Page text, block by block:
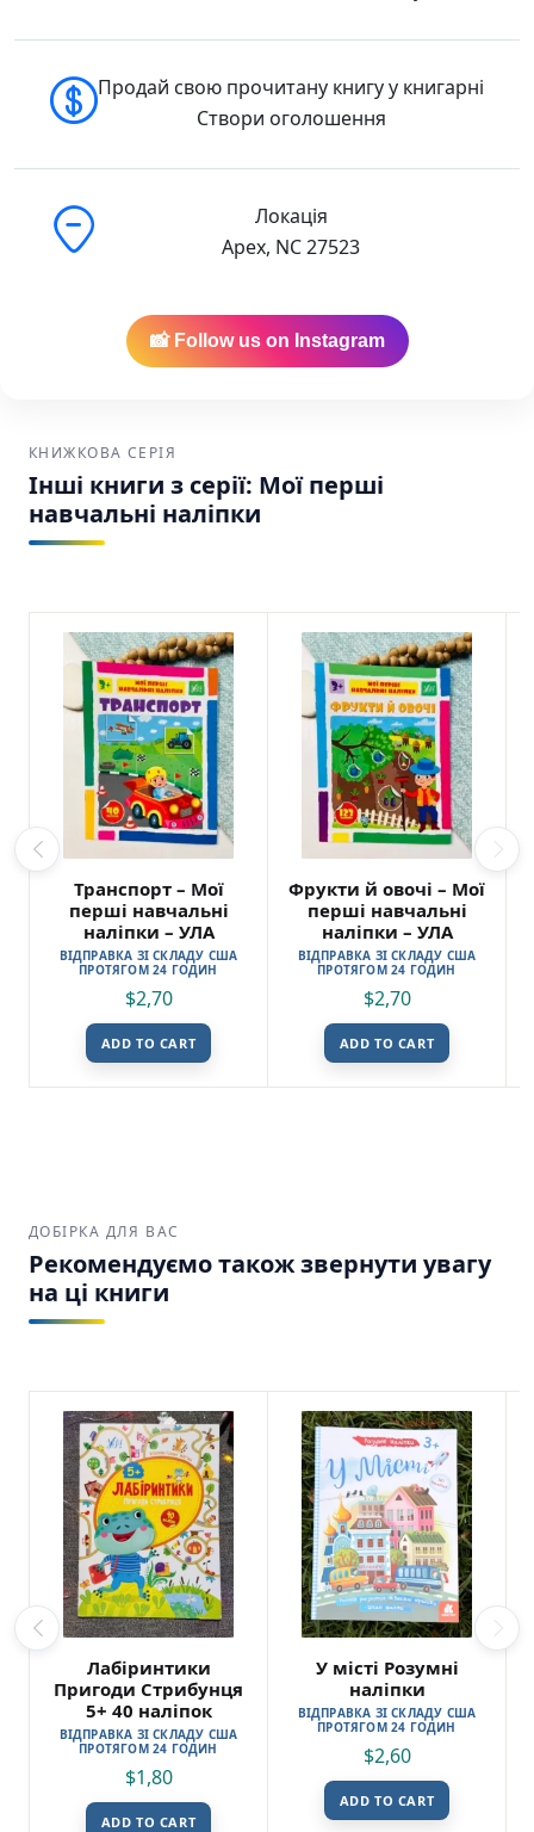
Продай свою прочитану книгу у книгарні
Створи оголошення
Локація
Apex, NC 27523
📸 Follow us on Instagram
КНИЖКОВА СЕРІЯ
Інші книги з серії: Мої перші
навчальні наліпки
Транспорт – Мої
перші навчальні
наліпки – УЛА
ВІДПРАВКА ЗІ СКЛАДУ США
ПРОТЯГОМ 24 ГОДИН
$2,70
ADD TO CART
Фрукти й овочі – Мої
перші навчальні
наліпки – УЛА
ВІДПРАВКА ЗІ СКЛАДУ США
ПРОТЯГОМ 24 ГОДИН
$2,70
ADD TO CART
ДОБІРКА ДЛЯ ВАС
Рекомендуємо також звернути увагу
на ці книги
Лабіринтики
Пригоди Стрибунця
5+ 40 наліпок
ВІДПРАВКА ЗІ СКЛАДУ США
ПРОТЯГОМ 24 ГОДИН
$1,80
ADD TO CART
У місті Розумні
наліпки
ВІДПРАВКА ЗІ СКЛАДУ США
ПРОТЯГОМ 24 ГОДИН
$2,60
ADD TO CART